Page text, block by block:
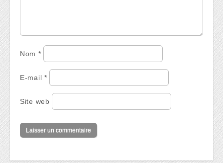
Nom *
E-mail *
Site web